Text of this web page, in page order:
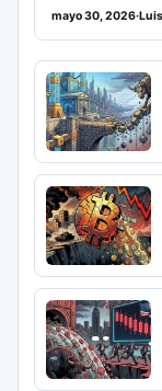
mayo 30, 2026·